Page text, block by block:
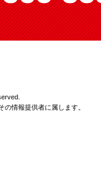
情報提供者に属します。